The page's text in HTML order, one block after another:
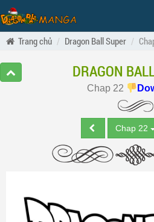
Trang chủ
Dragon Ball Super
DRAGON
Chap 22
Chap 22